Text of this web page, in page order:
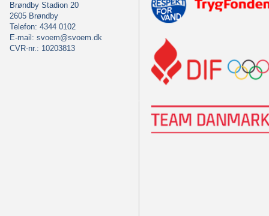
Brøndby Stadion 20
2605 Brøndby
Telefon: 4344 0102
E-mail: svoem@svoem.dk
CVR-nr.: 10203813